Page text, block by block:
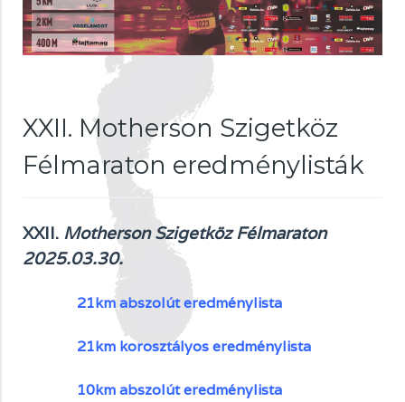
XXII. Motherson Szigetköz
Félmaraton eredménylisták
XXII. Motherson Szigetköz Félmaraton
2025.03.30.
21km abszolút eredménylista
21km korosztályos eredménylista
10km abszolút eredménylista